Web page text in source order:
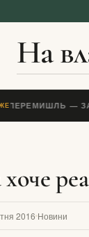
На
ПЕРЕМИШЛЬ —
2016 Новини